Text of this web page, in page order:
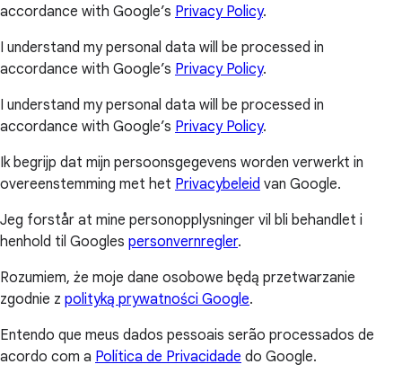
accordance with Google’s Privacy Policy.
I understand my personal data will be processed in
accordance with Google’s Privacy Policy.
I understand my personal data will be processed in
accordance with Google’s Privacy Policy.
Ik begrijp dat mijn persoonsgegevens worden verwerkt in
overeenstemming met het Privacybeleid van Google.
Jeg forstår at mine personopplysninger vil bli behandlet i
henhold til Googles personvernregler.
Rozumiem, że moje dane osobowe będą przetwarzanie
zgodnie z polityką prywatności Google.
Entendo que meus dados pessoais serão processados de
acordo com a Política de Privacidade do Google.